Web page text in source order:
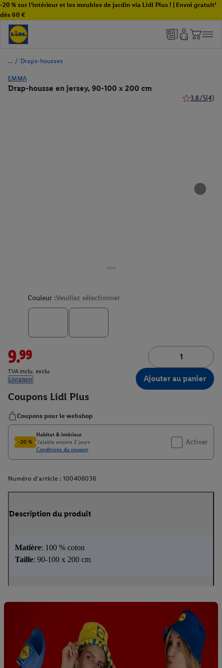
-20 % sur l’intérieur et les meubles de jardin via Lidl Plus ! | Envoi gratuit¹
dès 60 €
/ Draps-housses
EMMA
Drap-housse en jersey, 90-100 x 200 cm
3.8/5(4)
Couleur :Veuillez sélectionner
9.99
TVA inclu. exclu.
Livraison
Ajouter au panier
Numéro d'article : 100406036
Description du produit
Matière: 100 % coton
Taille: 90-100 x 200 cm